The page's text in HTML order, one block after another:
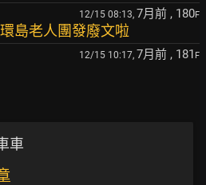
12/15 08:13, 7月前 , 180F
島老人團發廢文啦
12/15 10:17, 7月前 , 181 F
車